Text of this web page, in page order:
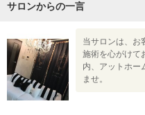
サロンからの一言
当サロンは、お
施術を心がけて
内、アットホー
ませ。